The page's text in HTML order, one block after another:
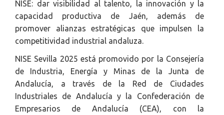
NISE: dar visibilidad al talento, la innovación y la
capacidad productiva de Jaén, además de
promover alianzas estratégicas que impulsen la
competitividad industrial andaluza.
NISE Sevilla 2025 está promovido por la Consejería
de Industria, Energía y Minas de la Junta de
Andalucía, a través de la Red de Ciudades
Industriales de Andalucía y la Confederación de
Empresarios de Andalucía (CEA), con la